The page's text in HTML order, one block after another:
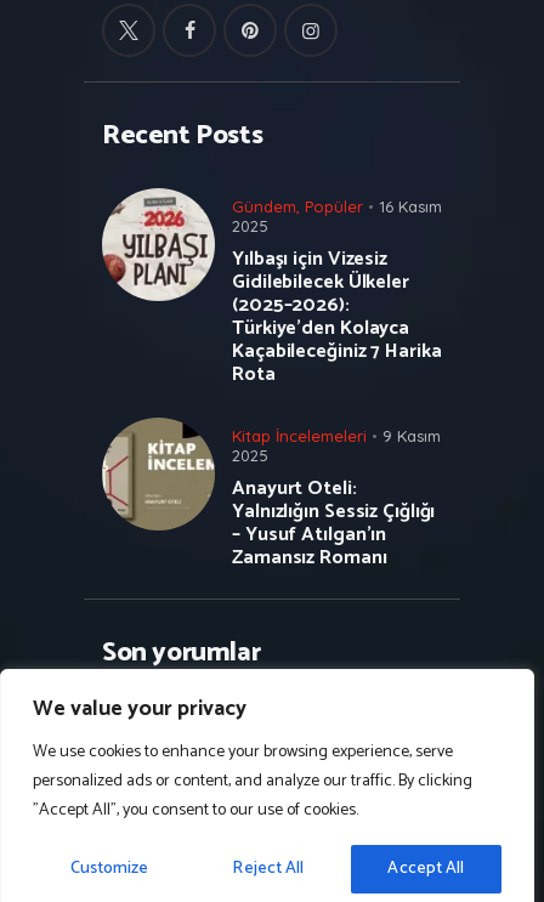
We value your privacy
We use cookies to enhance your browsing experience, serve
personalized ads or content, and analyze our traffic. By clicking
"Accept All", you consent to our use of cookies.
Customize Reject All Accept All
Recent Posts
Gündem Popüler
16 Kasım
2025
Yılbaşı için Vizesiz
Gidilebilecek Ülkeler
(2025–2026):
Türkiye’den Kolayca
Kaçabileceğiniz 7 Harika
Rota
Kitap İncelemeleri
9 Kasım
2025
Anayurt Oteli:
Yalnızlığın Sessiz Çığlığı
– Yusuf Atılgan’ın
Zamansız Romanı
Son yorumlar
Follow Us on Instagram
2024 - Kadim Yazılım © Bütün hakları
saklıdır.